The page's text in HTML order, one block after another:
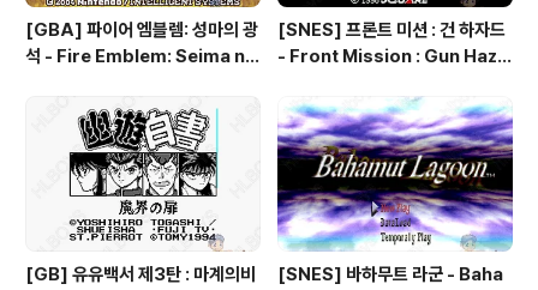
[GBA] 파이어 엠블렘: 성마의 광
석 - Fire Emblem: Seima no
ム 聖魔の光石, 파이어 엠블렘:
더 세이크리드 스톤즈 - Fire Em
blem: The Sacred Stones
[SNES] 프론트 미션 : 건 하자드
- Front Mission : Gun Haza
ズ ガンハザード
[GB] 유유백서 제3탄 : 마계의비
[SNES] 바하무트 라군 - Baha